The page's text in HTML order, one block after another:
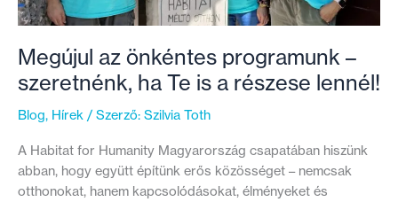
Megújul az önkéntes programunk –
szeretnénk, ha Te is a részese lennél!
Blog, Hírek / Szerző: Szilvia Toth
A Habitat for Humanity Magyarország csapatában hiszünk
abban, hogy együtt építünk erős közösséget – nemcsak
otthonokat, hanem kapcsolódásokat, élményeket és